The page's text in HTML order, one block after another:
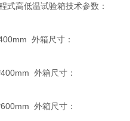
式高低温试验箱技术参数：
外箱尺寸：
外箱尺寸：
外箱尺寸：